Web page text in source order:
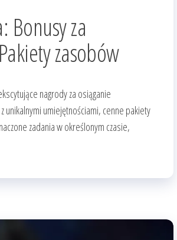
Bonusy za
zasobów
nagrody za osiąganie
unikalnymi umiejętnościami, cenne pakiety
zadania w określonym czasie,